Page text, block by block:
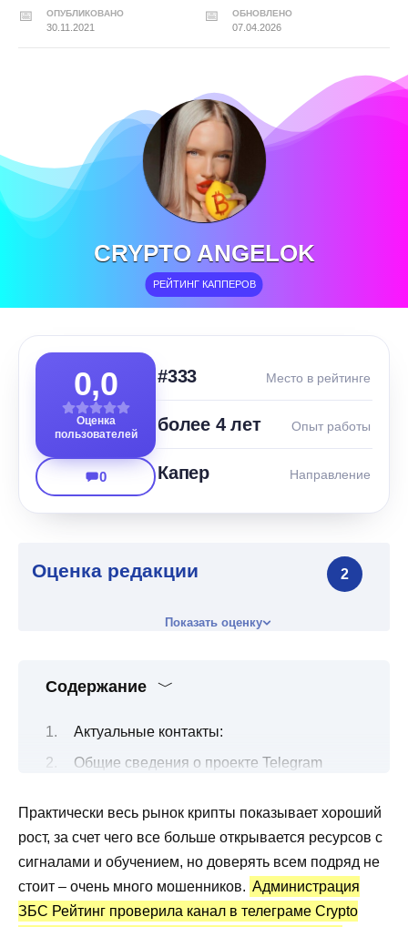
ОПУБЛИКОВАНО
30.11.2021
ОБНОВЛЕНО
07.04.2026
CRYPTO ANGELOK
РЕЙТИНГ КАППЕРОВ
0,0
Оценка
пользователей
0
#333 Место в рейтинге
более 4 лет Опыт работы
Капер Направление
Оценка редакции 2
Показать оценку
Содержание
Актуальные контакты:
Общие сведения о проекте Telegram
Канал Telegram Crypto Angelok: статистика
и отзывы
Преимущества и недостатки
Практически весь рынок крипты показывает хороший
рост, за счет чего все больше открывается ресурсов с
сигналами и обучением, но доверять всем подряд не
стоит – очень много мошенников. Администрация
ЗБС Рейтинг проверила канал в телеграме Crypto